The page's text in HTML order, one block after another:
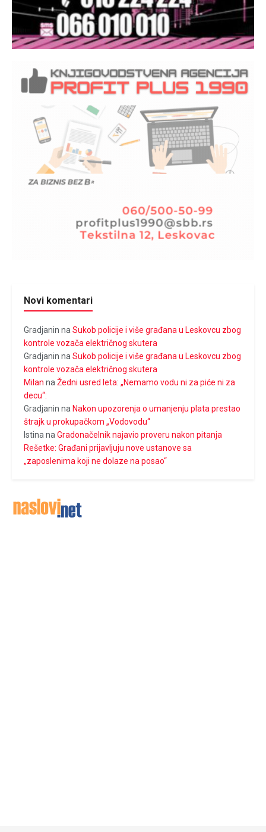
Novi komentari
Gradjanin na Sukob policije i više građana u Leskovcu zbog
kontrole vozača električnog skutera
Gradjanin na Sukob policije i više građana u Leskovcu zbog
kontrole vozača električnog skutera
Milan na Žedni usred leta: „Nemamo vodu ni za piće ni za
decu“:
Gradjanin na Nakon upozorenja o umanjenju plata prestao
štrajk u prokupačkom „Vodovodu“
Istina na Gradonačelnik najavio proveru nakon pitanja
Rešetke: Građani prijavljuju nove ustanove sa
„zaposlenima koji ne dolaze na posao“